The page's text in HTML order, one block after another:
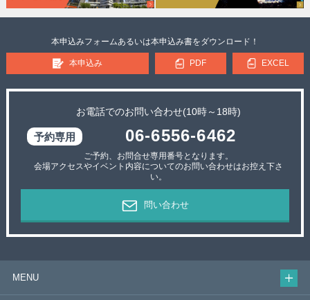
本申込みフォームあるいは本申込み書をダウンロード！
本申込み PDF EXCEL
お電話でのお問い合わせ(10時～18時)
06-6556-6462
ご予約、お問合せ専用番号となります。
会場アクセスやイベント内容についてのお問い合わせはお控え下さ
い。
問い合わせ
MENU